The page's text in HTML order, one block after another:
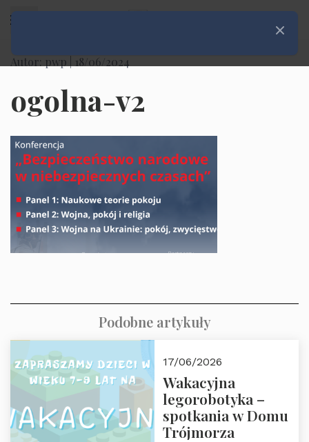
Autor: pwp | 18/06/2024
ogolna-v2
Podobne artykuły
17/06/2026
Wakacyjna
legorobotyka –
spotkania w Domu
Trójmorza
Zamknij